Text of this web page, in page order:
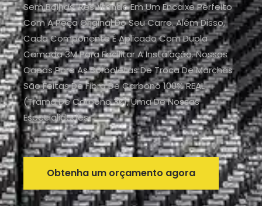
Sem Bolhas, Resultando Em Um Encaixe Perfeito
Com A Peça Original Do Seu Carro. Além Disso,
Cada Componente É Aplicado Com Dupla
Camada 3M Para Facilitar A Instalação. Nossas
Capas Para As Borboletas De Troca De Marchas
São Feitas De Fibra De Carbono 100% REAL
(trama De Carbono 3k), Uma De Nossas
Especialidades.
Obtenha um orçamento agora